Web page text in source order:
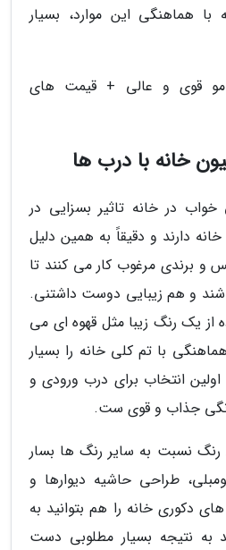
با هماهنگی این موارد، بسیار
مو قوی و عالی + قیمت های
خانه با درب ها
در خانه تاثیر بسزایی در
دارند و دقیقاً به همین دلیل
و برندی مرغوب کار می کنند تا
و هم زیبایی دوست داشتنی.
از یک رنگ زیبا مثل قهوه ای می
با تم کلی خانه را بسیار
انتخاب برای درب ورودی و
جذاب و قوی ست.
نسبت به سایر رنگ ها بسار
طراحی حاشیه دیوارها و
دکوری خانه را هم بتوانید به
نتیجه بسیار مطلوبی دست